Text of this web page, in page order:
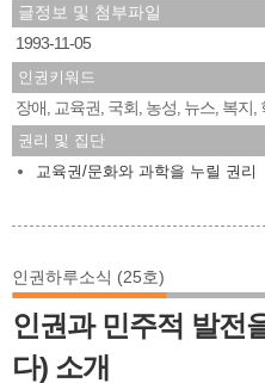
글정보 및 첨부파일
1993-11-05
인권키워드
장애 교육권 국회 농성 뉴스 복지
권리 및 집단
교육권/문화와 과학을 누릴 권리
인권하루소식 (25호)
인권과 민주적 발전
다) 소개